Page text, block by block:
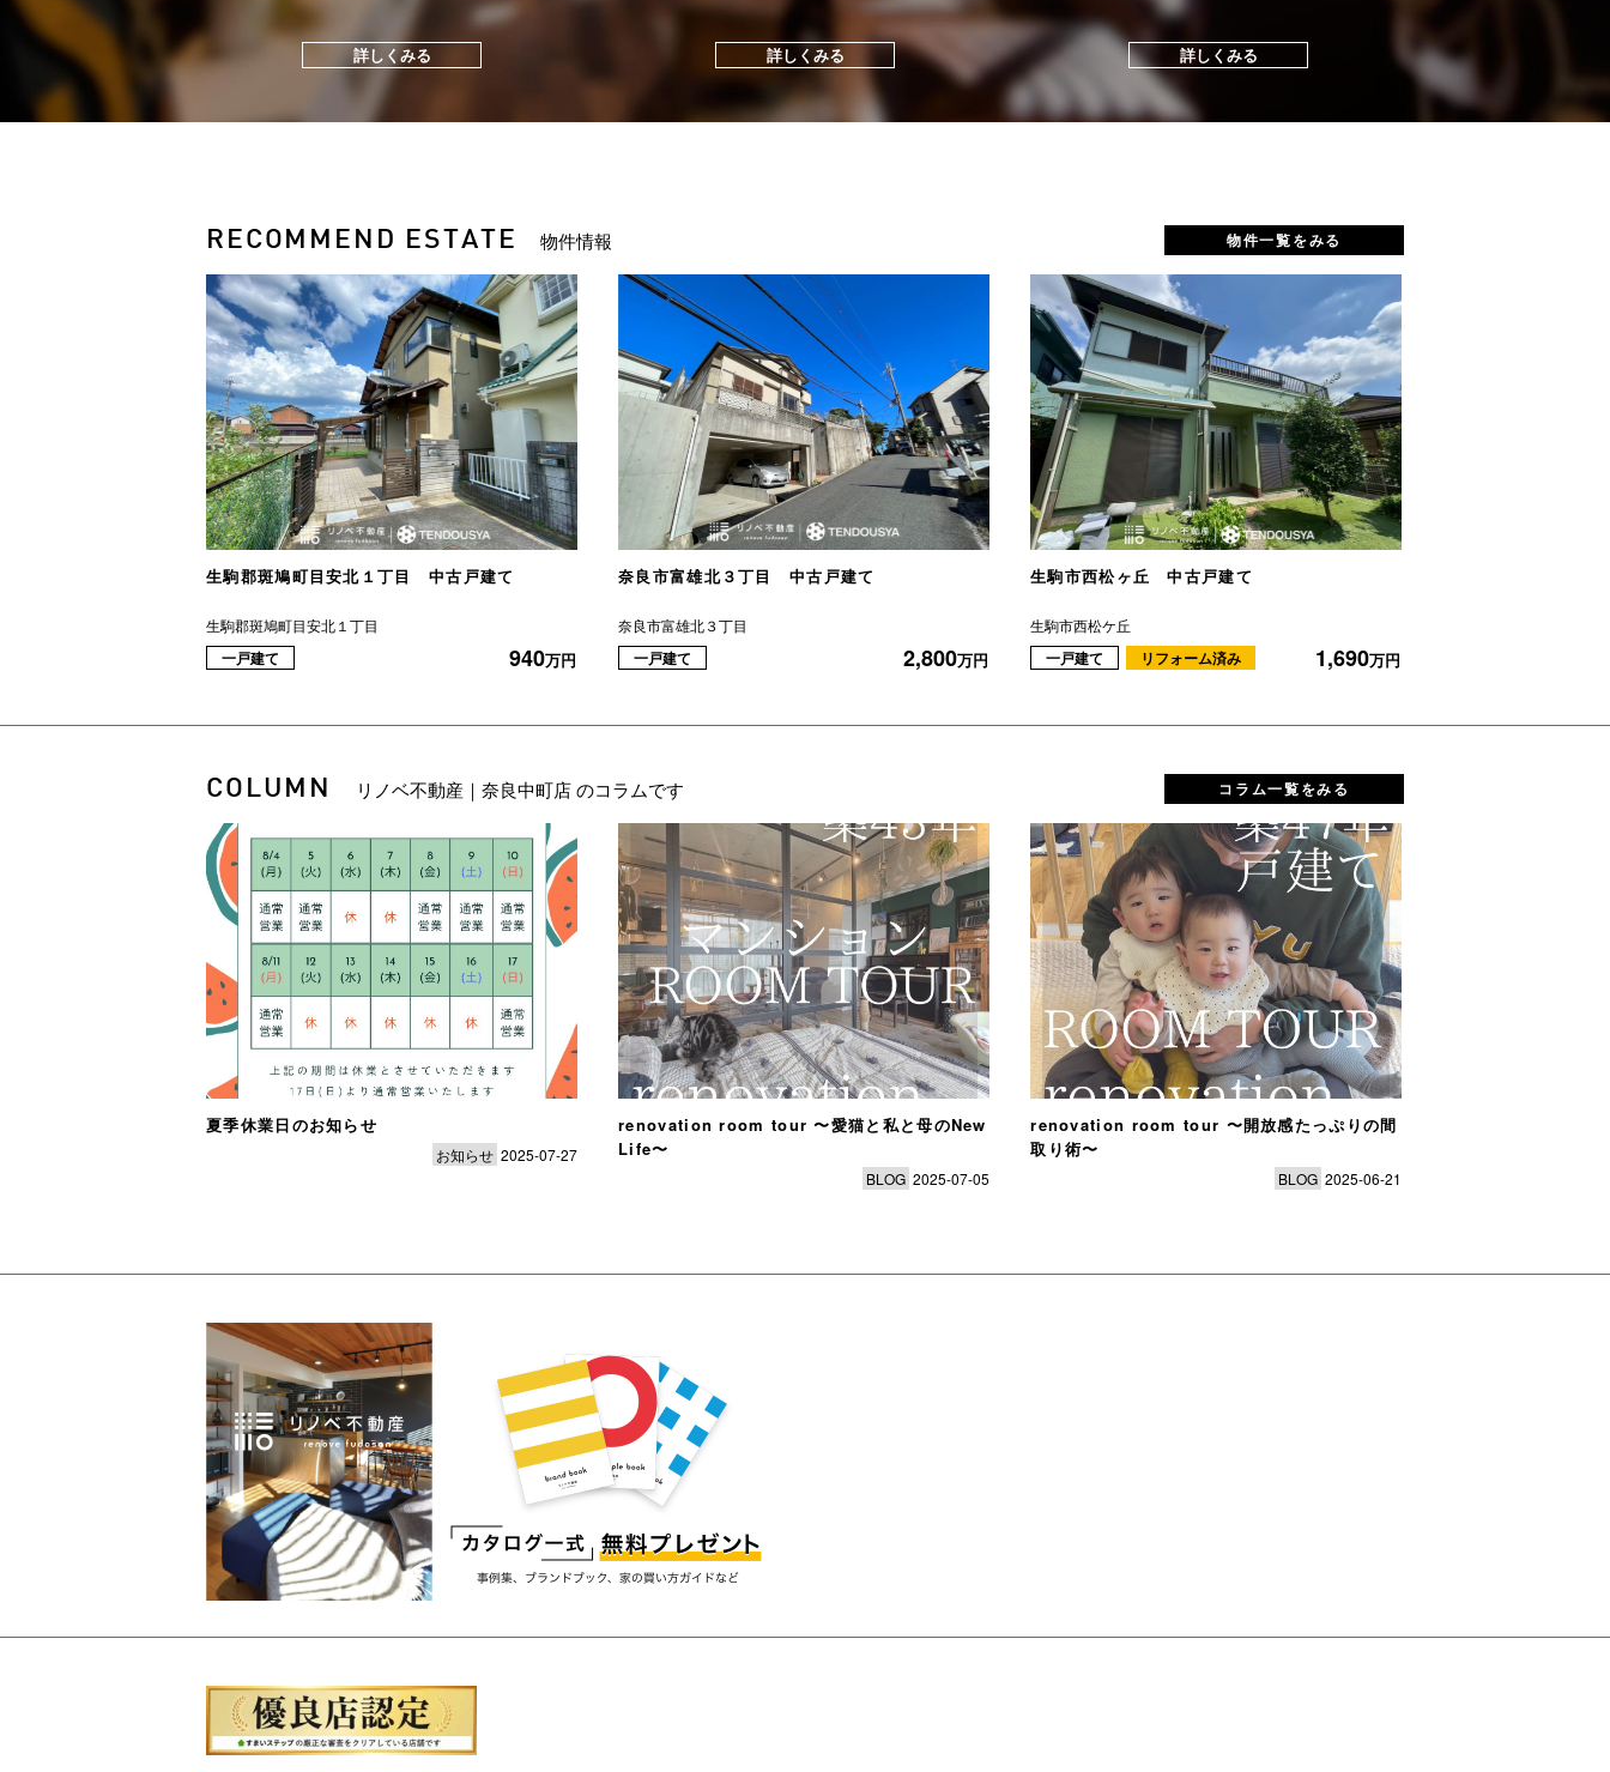
詳しくみる 詳しくみる 詳しくみる
RECOMMEND ESTATE 物件情報 物件一覧をみる
生駒郡斑鳩町目安北１丁目 中古戸建て
生駒郡斑鳩町目安北１丁目
一戸建て 940万円
奈良市富雄北３丁目 中古戸建て
奈良市富雄北３丁目
一戸建て 2,800万円
生駒市西松ヶ丘 中古戸建て
生駒市西松ケ丘
一戸建て リフォーム済み 1,690万円
COLUMN リノベ不動産｜奈良中町店 のコラムです コラム一覧をみる
夏季休業日のお知らせ
お知らせ 2025-07-27
renovation room tour 〜愛猫と私と母のNew
Life〜
BLOG 2025-07-05
renovation room tour 〜開放感たっぷりの間
取り術〜
BLOG 2025-06-21